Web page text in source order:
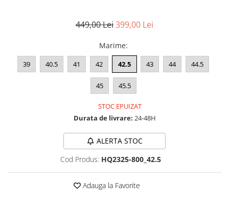
449,00 Lei399,00 Lei
Marime:
39 40.5 41 42 42.5 43 44 44.5
45 45.5
STOC EPUIZAT
Durata de livrare: 24-48H
ALERTA STOC
Cod Produs: HQ2325-800_42.5
Adauga la Favorite